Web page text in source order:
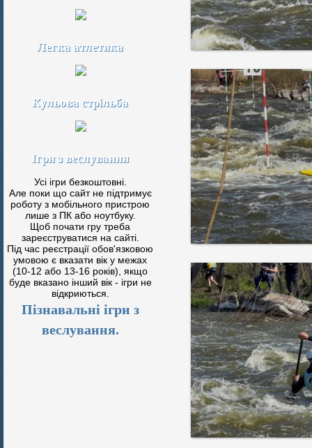
Легка атлетика
Кульова стрільба
Ігри з веслування
Усі ігри безкоштовні.
Але поки що сайт не підтримує
роботу з мобільного пристрою
лише з ПК або ноутбуку.
Щоб почати гру треба
зареєструватися на сайті.
Під час реєстрації обов'язковою
умовою є вказати вік у межах
(10-12 або 13-16 років), якщо
буде вказано інший вік - ігри не
відкриються.
Пізнавальні ігри з
веслування.